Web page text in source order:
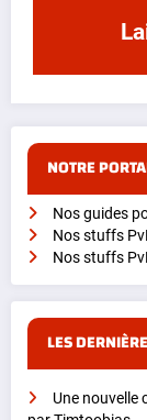
NOTRE
Nos guides
Nos stuffs
Nos stuffs
LES
Une nouvelle